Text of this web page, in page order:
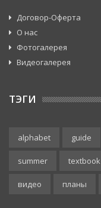
Договор-Оферта
О нас
Фотогалерея
Видеогалерея
ТЭГИ
alphabet guide
summer textbook
видео планы